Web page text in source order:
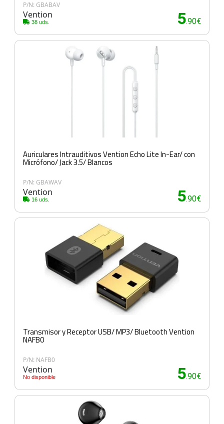
P/N: GBABAV
Vention
38 uds. 5.90€
Auriculares Intrauditivos Vention Echo Lite In-Ear/ con
Micrófono/ Jack 3.5/ Blancos
P/N: GBAWAV
Vention
16 uds. 5.90€
Transmisor y Receptor USB/ MP3/ Bluetooth Vention
NAFB0
P/N: NAFB0
Vention
No disponible 5.90€